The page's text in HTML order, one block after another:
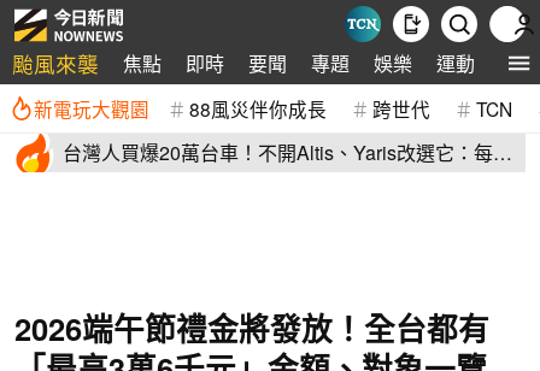
颱風來襲 焦點 即時 要聞 專題 娛樂 運動 全球
新電玩大觀園 88風災伴你成長 跨世代 TCN
台灣人買爆20萬台車！不開Altis、Yaris改選它：每輛
2026端午節禮金將發放！全台都有